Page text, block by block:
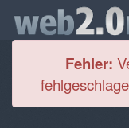
Fehler: